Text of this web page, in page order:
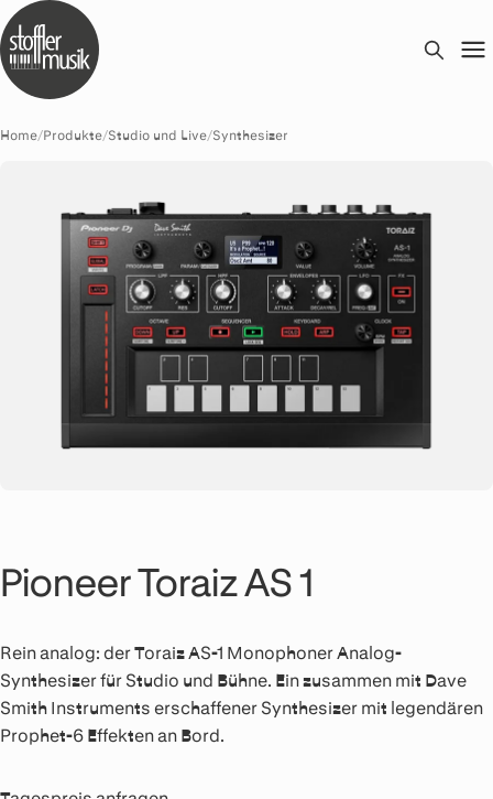
Home/Produkte/Studio und Live/Synthesizer
Pioneer Toraiz AS 1
Rein analog: der Toraiz AS-1 Monophoner Analog-
Synthesizer für Studio und Bühne. Ein zusammen mit Dave
Smith Instruments erschaffener Synthesizer mit legendären
Prophet-6 Effekten an Bord.